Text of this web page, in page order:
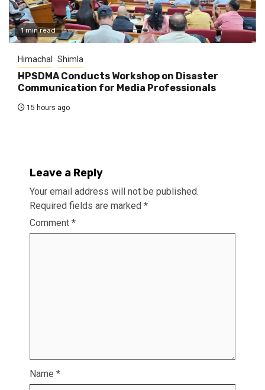
1 min read
Himachal Shimla
HPSDMA Conducts Workshop on Disaster
Communication for Media Professionals
15 hours ago
Leave a Reply
Your email address will not be published.
Required fields are marked *
Comment *
Name *